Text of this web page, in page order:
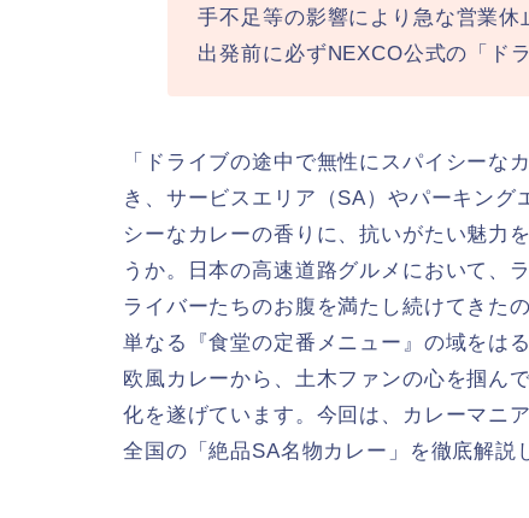
手不足等の影響により急な営業
出発前に必ずNEXCO公式の「ド
「ドライブの途中で無性にスパイシー
き、サービスエリア（SA）やパーキング
シーなカレーの香りに、抗いがたい魅力
うか。日本の高速道路グルメにおいて、
ライバーたちのお腹を満たし続けてきた
単なる『食堂の定番メニュー』の域をは
欧風カレーから、土木ファンの心を掴ん
化を遂げています。今回は、カレーマニ
全国の「絶品SA名物カレー」を徹底解説